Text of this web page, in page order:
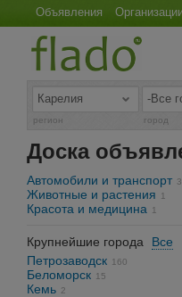
Объявления
регион город
Доска
Автомобили и транспорт
Животные и растения 1
Красота и медицина 1
Крупнейшие города
Все
Петрозаводск 160
Беломорск 15
Кемь 2